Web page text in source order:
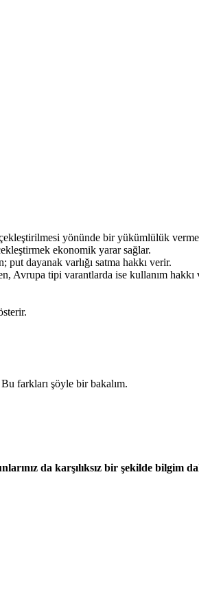
yönünde bir yükümlülük
ekonomik yarar sağlar.
put dayanak varlığı satma hakkı verir.
tipi varantlarda ise kullanım hakkı
farkları şöyle bir bakalım.
da karşılıksız bir şekilde bilgim